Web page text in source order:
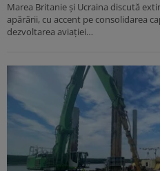
Marea Britanie și Ucraina discută
apărării, cu accent pe consolidarea
dezvoltarea aviației…